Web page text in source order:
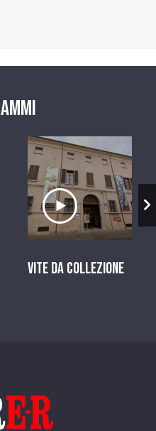
Ascolta il
Vite da Collezione